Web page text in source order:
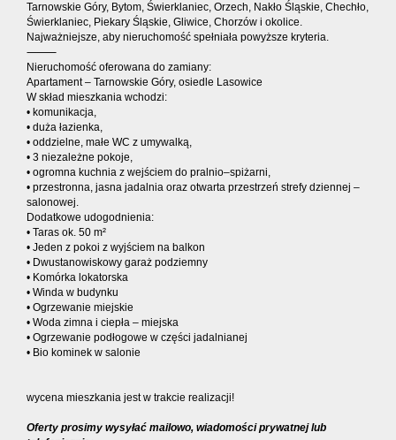
Tarnowskie Góry, Bytom, Świerklaniec, Orzech, Nakło Śląskie, Chechło,
Świerklaniec, Piekary Śląskie, Gliwice, Chorzów i okolice.
Najważniejsze, aby nieruchomość spełniała powyższe kryteria.
⸻
Nieruchomość oferowana do zamiany:
Apartament – Tarnowskie Góry, osiedle Lasowice
W skład mieszkania wchodzi:
• komunikacja,
• duża łazienka,
• oddzielne, małe WC z umywalką,
• 3 niezależne pokoje,
• ogromna kuchnia z wejściem do pralnio–spiżarni,
• przestronna, jasna jadalnia oraz otwarta przestrzeń strefy dziennej –
salonowej.
Dodatkowe udogodnienia:
• Taras ok. 50 m²
• Jeden z pokoi z wyjściem na balkon
• Dwustanowiskowy garaż podziemny
• Komórka lokatorska
• Winda w budynku
• Ogrzewanie miejskie
• Woda zimna i ciepła – miejska
• Ogrzewanie podłogowe w części jadalnianej
• Bio kominek w salonie
wycena mieszkania jest w trakcie realizacji!
Oferty prosimy wysyłać mailowo, wiadomości prywatnej lub